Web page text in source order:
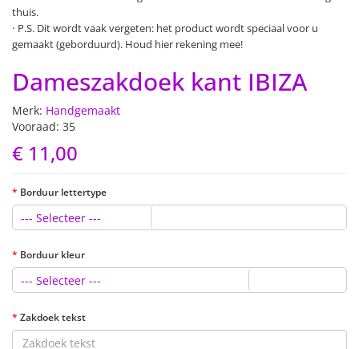
thuis.
P.S. Dit wordt vaak vergeten: het product wordt speciaal voor u
gemaakt (geborduurd). Houd hier rekening mee!
Dameszakdoek kant IBIZA
Merk: Handgemaakt
Vooraad: 35
€ 11,00
Borduur lettertype
--- Selecteer ---
Borduur kleur
--- Selecteer ---
Zakdoek tekst